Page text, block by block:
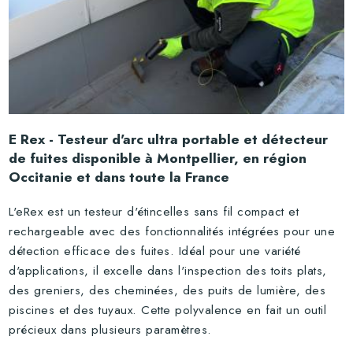
E Rex - Testeur d'arc ultra portable et détecteur
de fuites disponible à Montpellier, en région
Occitanie et dans toute la France
L'eRex est un testeur d'étincelles sans fil compact et
rechargeable avec des fonctionnalités intégrées pour une
détection efficace des fuites. Idéal pour une variété
d'applications, il excelle dans l'inspection des toits plats,
des greniers, des cheminées, des puits de lumière, des
piscines et des tuyaux. Cette polyvalence en fait un outil
précieux dans plusieurs paramètres.